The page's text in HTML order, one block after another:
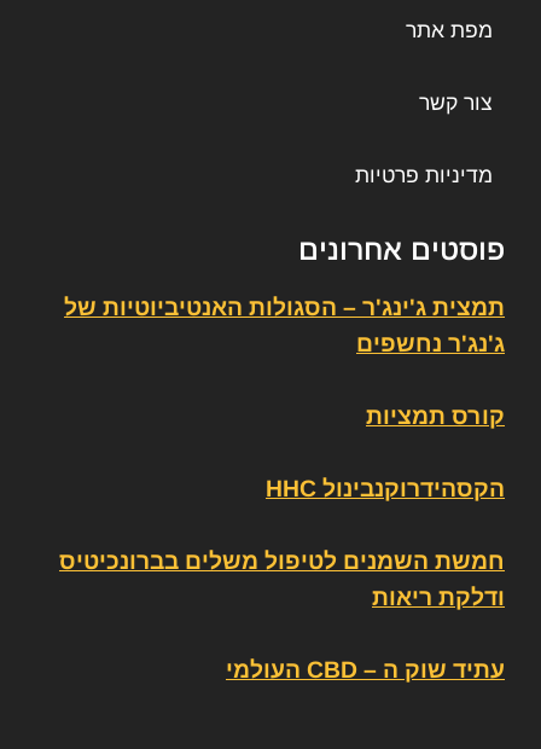
מפת אתר
צור קשר
מדיניות פרטיות
פוסטים אחרונים
תמצית ג'ינג'ר – הסגולות האנטיביוטיות של
ג'נג'ר נחשפים
קורס תמציות
הקסהידרוקנבינול HHC
חמשת השמנים לטיפול משלים בברונכיטיס
ודלקת ריאות
עתיד שוק ה – CBD העולמי